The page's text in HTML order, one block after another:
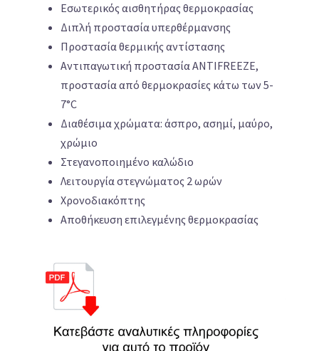
Εσωτερικός αισθητήρας θερμοκρασίας
Διπλή προστασία υπερθέρμανσης
Προστασία θερμικής αντίστασης
Αντιπαγωτική προστασία ANTIFREEZE,
προστασία από θερμοκρασίες κάτω των 5-
7°C
Διαθέσιμα χρώματα: άσπρο, ασημί, μαύρο,
χρώμιο
Στεγανοποιημένο καλώδιο
Λειτουργία στεγνώματος 2 ωρών
Χρονοδιακόπτης
Αποθήκευση επιλεγμένης θερμοκρασίας